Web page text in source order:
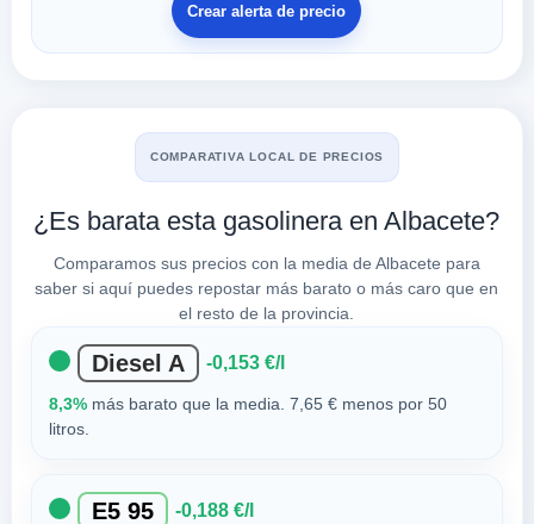
Crear alerta de precio
COMPARATIVA LOCAL DE PRECIOS
¿Es barata esta gasolinera en Albacete?
Comparamos sus precios con la media de Albacete para
saber si aquí puedes repostar más barato o más caro que en
el resto de la provincia.
Diesel A -0,153 €/l
8,3%más barato que la media. 7,65 € menos por 50
litros.
E5 95 -0,188 €/l